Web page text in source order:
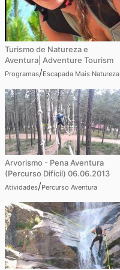
Turismo de Natureza e
Aventura| Adventure Tourism
Programas/Escapada Mais Natureza
Arvorismo - Pena Aventura
(Percurso Difícil) 06.06.2013
Atividades/Percurso Aventura